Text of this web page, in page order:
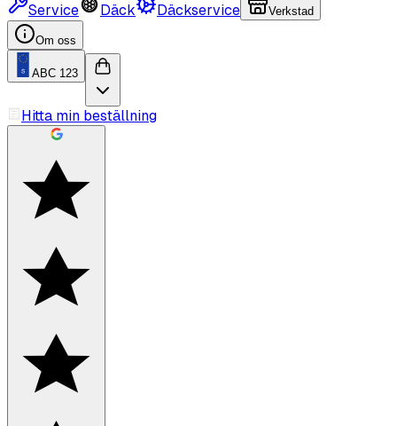
Service Däck Däckservice Verkstad
Om oss
ABC 123
Hitta min beställning